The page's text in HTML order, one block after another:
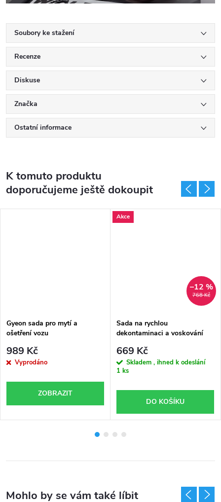
Soubory ke stažení
Recenze
Diskuse
Značka
Ostatní informace
K tomuto produktu
doporučujeme ještě dokoupit
Gyeon sada pro mytí a
ošetření vozu
989 Kč
Vyprodáno
ZOBRAZIT
Akce
768 Kč
–12 %
Sada na rychlou
dekontaminaci a voskování
669 Kč
Skladem , ihned k odeslání
1 ks
DO KOŠÍKU